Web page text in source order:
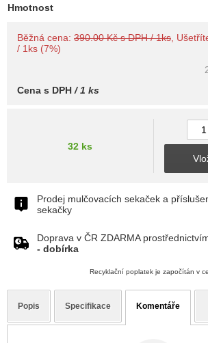
Hmotnost
Běžná cena: 390.00 Kč s DPH / 1ks ,
/ 1ks (7%)
Cena s DPH / 1 ks
32 ks
Prodej mulčovacích sekaček a
sekačky
Doprava v ČR ZDARMA
- dobírka
Recyklační poplatek je započítán v
Popis Specifikace Komentáře